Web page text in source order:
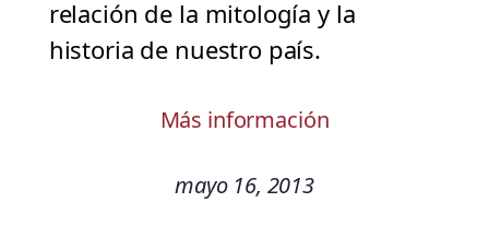
relación de la mitología y la
historia de nuestro país.
Más información
mayo 16, 2013